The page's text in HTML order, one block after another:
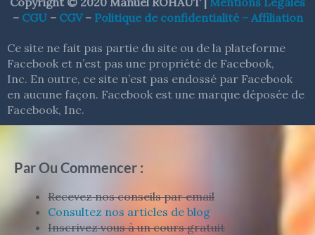
P
r
s
b
o
-
f
a
g
m
e
d
e
r
t
t
e
u
b
u
c
h
u
n
t
– CGU– CGV– Politique de confidentialité – Affiliation
Ce site ne fait pas partie du site ou de la plateforme
Facebook et n’est pas une propriété de Facebook,
Inc. En outre, ce site n’est pas endossé par Facebook
en aucune façon. Facebook est une marque déposée de
Facebook, Inc.
Par Ou Commencer :
Recevez nos conseils par email
Consultez nos articles de blog
Inscrivez vous à un cours gratuit